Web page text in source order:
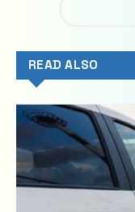
READ ALSO